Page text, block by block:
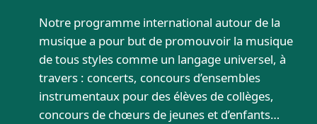
Notre programme international autour de la
musique a pour but de promouvoir la musique
de tous styles comme un langage universel, à
travers : concerts, concours d’ensembles
instrumentaux pour des élèves de collèges,
concours de chœurs de jeunes et d’enfants…